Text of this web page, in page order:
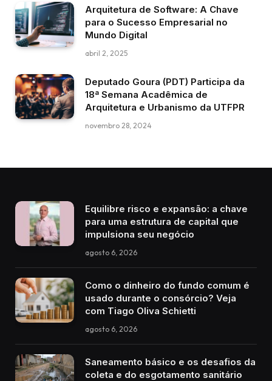
Arquitetura de Software: A Chave
para o Sucesso Empresarial no
Mundo Digital
abril 2, 2025
Deputado Goura (PDT) Participa da
18ª Semana Acadêmica de
Arquitetura e Urbanismo da UTFPR
novembro 28, 2024
Equilibre risco e expansão: a chave
para uma estrutura de capital que
impulsiona seu negócio
agosto 6, 2026
Como o dinheiro do fundo comum é
usado durante o consórcio? Veja
com Tiago Oliva Schietti
agosto 6, 2026
Saneamento básico e os desafios da
coleta e do esgotamento sanitário